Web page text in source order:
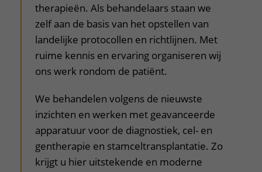
therapieën. Als behandelaars staan we
zelf aan de basis van het opstellen van
landelijke protocollen en richtlijnen. Met
ruime kennis en ervaring organiseren wij
ons werk rondom de patiënt.
We behandelen volgens de nieuwste
inzichten en werken met geavanceerde
apparatuur voor de diagnostiek, cel- en
gentherapie en stamceltransplantatie. Zo
krijgt u hier uitstekende en moderne